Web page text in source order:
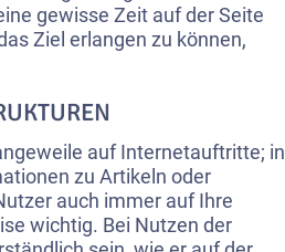
gewisse Zeit auf der Seite
Ziel erlangen zu können,
auf Internetauftritte; in
zu Artikeln oder
auch immer auf Ihre
wichtig. Bei Nutzen der